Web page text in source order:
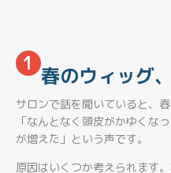
1 春のウィッグ
サロンで話を聞いていると、
「なんとなく頭皮がかゆくな
が増えた」という声です。
原因はいくつか考えられます